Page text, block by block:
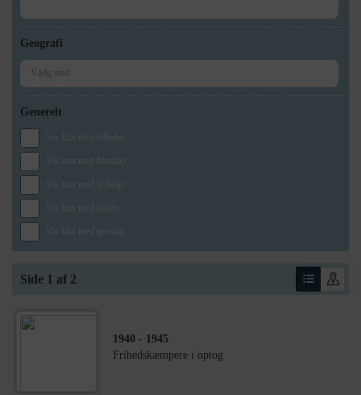
Geografi
Generelt
Vis kun med billeder
Vis kun med filmklip
Vis kun med lydklip
Vis kun med kilder
Vis kun med geo-tag
Side 1 af 2
1940 - 1945
Frihedskæmpere i optog